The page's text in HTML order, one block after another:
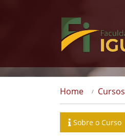
Home Cursos
Sobre o Curso